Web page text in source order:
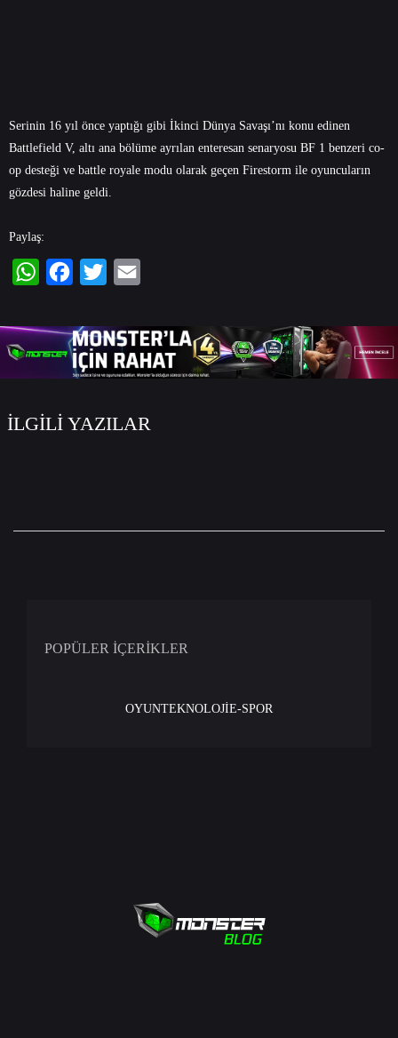
Serinin 16 yıl önce yaptığı gibi İkinci Dünya Savaşı’nı konu edinen
Battlefield V, altı ana bölüme ayrılan enteresan senaryosu BF 1 benzeri co-
op desteği ve battle royale modu olarak geçen Firestorm ile oyuncuların
gözdesi haline geldi.
Paylaş:
İLGİLİ YAZILAR
POPÜLER İÇERİKLER
OYUNTEKNOLOJİE-SPOR